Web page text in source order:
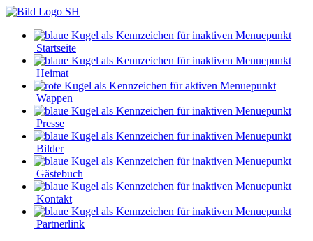
Startseite
Heimat
Wappen
Presse
Bilder
Gästebuch
Kontakt
Partnerlink